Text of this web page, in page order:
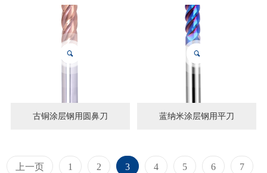
古铜涂层钢用圆鼻刀 蓝纳米涂层钢用平刀
上一页 1 2 3 4 5 6 7